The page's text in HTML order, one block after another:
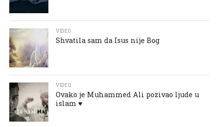
VIDEO
Shvatila sam da Isus nije Bog
VIDEO
Ovako je Muhammed Ali pozivao ljude u
islam ♥